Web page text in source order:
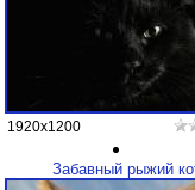
1920x1200
Забавный рыжий